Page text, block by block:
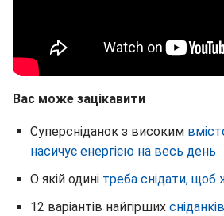
Вас може зацікавити
Суперсніданок з високим
насичує енергією на весь день
О якій одині треба снідати,
12 варіантів найгірших